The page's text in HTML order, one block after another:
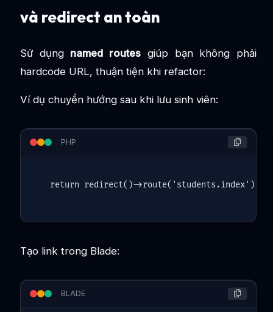
và redirect an toàn
Sử dụng named routes giúp bạn không phải
hardcode URL, thuận tiện khi refactor:
Ví dụ chuyển hướng sau khi lưu sinh viên:
PHP
return redirect()->route( 'students.index'
Tạo link trong Blade:
BLADE